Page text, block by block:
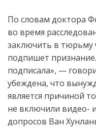
По словам доктора
во время
заключить в тюрьму
подпишет
подписала», —
убеждена, что
является причиной
не включили видео-
допросов Ван